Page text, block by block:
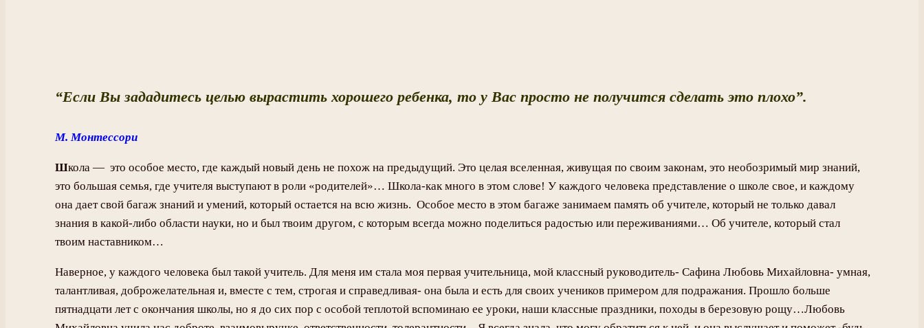
“Если Вы зададитесь целью вырастить хорошего ребенка, то у Вас просто не получится сделать это плохо”.
М. Монтессори
Школа — это особое место, где каждый новый день не похож на предыдущий. Это целая вселенная, живущая по своим законам, это необозримый мир знаний,
это большая семья, где учителя выступают в роли «родителей»… Школа-как много в этом слове! У каждого человека представление о школе свое, и каждому
она дает свой багаж знаний и умений, который остается на всю жизнь. Особое место в этом багаже занимаем память об учителе, который не только давал
знания в какой-либо области науки, но и был твоим другом, с которым всегда можно поделиться радостью или переживаниями… Об учителе, который стал
твоим наставником…
Наверное, у каждого человека был такой учитель. Для меня им стала моя первая учительница, мой классный руководитель- Сафина Любовь Михайловна- умная,
талантливая, доброжелательная и, вместе с тем, строгая и справедливая- она была и есть для своих учеников примером для подражания. Прошло больше
пятнадцати лет с окончания школы, но я до сих пор с особой теплотой вспоминаю ее уроки, наши классные праздники, походы в березовую рощу…Любовь